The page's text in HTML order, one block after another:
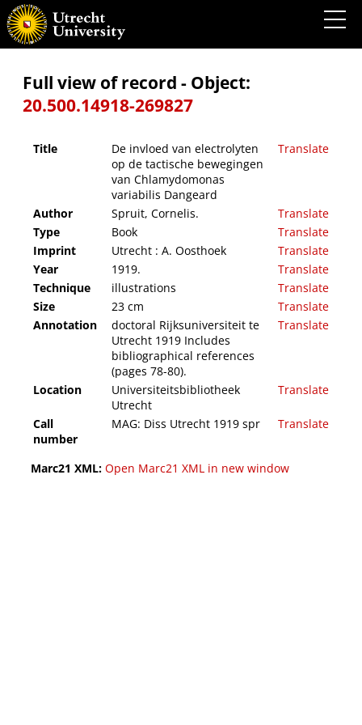
De invloed van electrolyten op de tactische bewegingen van Chlamydomonas variabilis
Dangeard
Full view of record - Object:
20.500.14918-269827
Title
De invloed van electrolyten
op de tactische bewegingen
van Chlamydomonas
variabilis Dangeard
Translate
Author Spruit, Cornelis.
Translate
Type
Book
Translate
Imprint
Utrecht : A. Oosthoek
Translate
Year
1919.
Translate
Technique
illustrations
Translate
Size
23 cm
Translate
Annotation
doctoral Rijksuniversiteit te
Utrecht 1919 Includes
bibliographical references
(pages 78-80).
Translate
Location
Universiteitsbibliotheek
Utrecht
Translate
Call
number
MAG: Diss Utrecht 1919 spr Translate
Marc21 XML: Open Marc21 XML in new window